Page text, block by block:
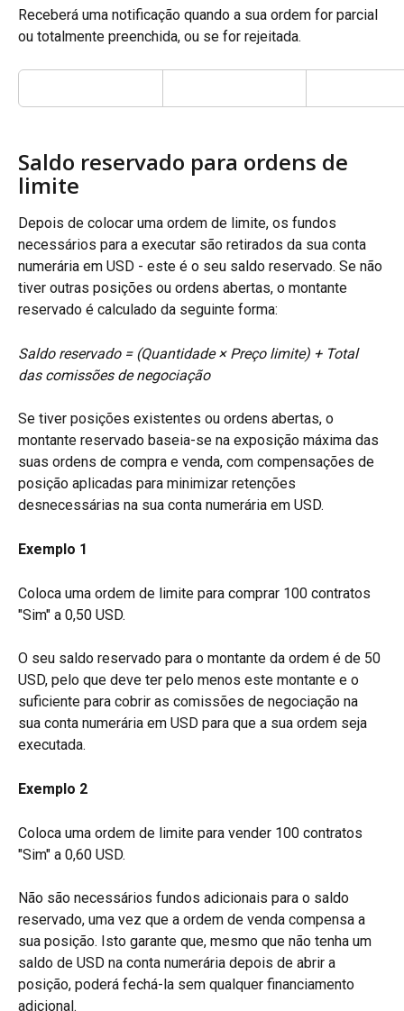
Receberá uma notificação quando a sua ordem for parcial
ou totalmente preenchida, ou se for rejeitada.
Saldo reservado para ordens de
limite
Depois de colocar uma ordem de limite, os fundos
necessários para a executar são retirados da sua conta
numerária em USD - este é o seu saldo reservado. Se não
tiver outras posições ou ordens abertas, o montante
reservado é calculado da seguinte forma:
Saldo reservado = (Quantidade × Preço limite) + Total
das comissões de negociação
Se tiver posições existentes ou ordens abertas, o
montante reservado baseia-se na exposição máxima das
suas ordens de compra e venda, com compensações de
posição aplicadas para minimizar retenções
desnecessárias na sua conta numerária em USD.
Exemplo 1
Coloca uma ordem de limite para comprar 100 contratos
"Sim" a 0,50 USD.
O seu saldo reservado para o montante da ordem é de 50
USD, pelo que deve ter pelo menos este montante e o
suficiente para cobrir as comissões de negociação na
sua conta numerária em USD para que a sua ordem seja
executada.
Exemplo 2
Coloca uma ordem de limite para vender 100 contratos
"Sim" a 0,60 USD.
Não são necessários fundos adicionais para o saldo
reservado, uma vez que a ordem de venda compensa a
sua posição. Isto garante que, mesmo que não tenha um
saldo de USD na conta numerária depois de abrir a
posição, poderá fechá-la sem qualquer financiamento
adicional.